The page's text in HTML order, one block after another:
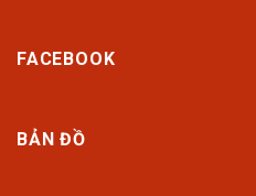
FACEBOOK
BẢN ĐỒ